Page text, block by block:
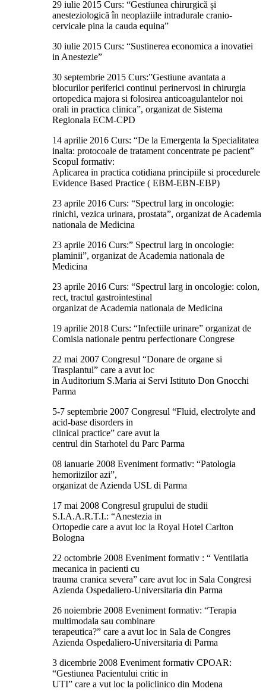
29 iulie 2015 Curs: “Gestiunea chirurgică și
anesteziologică în neoplaziile intradurale cranio-
cervicale pina la cauda equina”
30 iulie 2015 Curs: “Sustinerea economica a inovatiei
in Anestezie”
30 septembrie 2015 Curs:”Gestiune avantata a
blocurilor periferici continui perinervosi in chirurgia
ortopedica majora si folosirea anticoagulantelor noi
orali in practica clinica”, organizat de Sistema
Regionala ECM-CPD
14 aprilie 2016 Curs: “De la Emergenta la Specialitatea
inalta: protocoale de tratament concentrate pe pacient”
Scopul formativ:
Aplicarea in practica cotidiana principiile si procedurele
Evidence Based Practice ( EBM-EBN-EBP)
23 aprile 2016 Curs: “Spectrul larg in oncologie:
rinichi, vezica urinara, prostata”, organizat de Academia
nationala de Medicina
23 aprile 2016 Curs:” Spectrul larg in oncologie:
plaminii”, organizat de Academia nationala de
Medicina
23 aprile 2016 Curs: “Spectrul larg in oncologie: colon,
rect, tractul gastrointestinal
organizat de Academia nationala de Medicina
19 aprilie 2018 Curs: “Infectiile urinare” organizat de
Comisia nationale pentru perfectionare Congrese
22 mai 2007 Congresul “Donare de organe si
Trasplantul” care a avut loc
in Auditorium S.Maria ai Servi Istituto Don Gnocchi
Parma
5-7 septembrie 2007 Congresul “Fluid, electrolyte and
acid-base disorders in
clinical practice” care avut la
centrul din Starhotel du Parc Parma
08 ianuarie 2008 Eveniment formativ: “Patologia
hemoriizilor azi”,
organizat de Azienda USL di Parma
17 mai 2008 Congresul grupului de studii
S.I.A.A.R.T.I.: “Anestezia in
Ortopedie care a avut loc la Royal Hotel Carlton
Bologna
22 octombrie 2008 Eveniment formativ : “ Ventilatia
mecanica in pacienti cu
trauma cranica severa” care avut loc in Sala Congresi
Azienda Ospedaliero-Universitaria din Parma
26 noiembrie 2008 Eveniment formativ: “Terapia
multimodala sau combinare
terapeutica?” care a avut loc in Sala de Congres
Azienda Ospedaliero-Universitaria di Parma
3 dicembrie 2008 Eveniment formativ CPOAR:
“Gestiunea Pacientului critic in
UTI” care a vut loc la policlinico din Modena